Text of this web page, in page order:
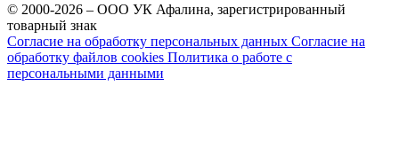
© 2000-2026 – ООО УК Афалина, зарегистрированный
товарный знак
Согласие на обработку персональных данных Согласие на
обработку файлов cookies Политика о работе с
персональными данными